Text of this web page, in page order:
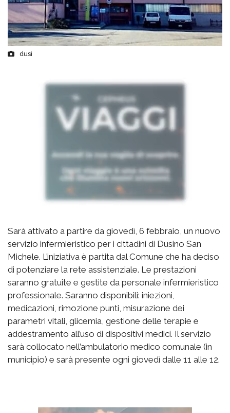
dusi
Sarà attivato a partire da giovedì, 6 febbraio, un nuovo
servizio infermieristico per i cittadini di Dusino San
Michele. L’iniziativa è partita dal Comune che ha deciso
di potenziare la rete assistenziale. Le prestazioni
saranno gratuite e gestite da personale infermieristico
professionale. Saranno disponibili: iniezioni,
medicazioni, rimozione punti, misurazione dei
parametri vitali, glicemia, gestione delle terapie e
addestramento all’uso di dispositivi medici. Il servizio
sarà collocato nell’ambulatorio medico comunale (in
municipio) e sarà presente ogni giovedì dalle 11 alle 12.